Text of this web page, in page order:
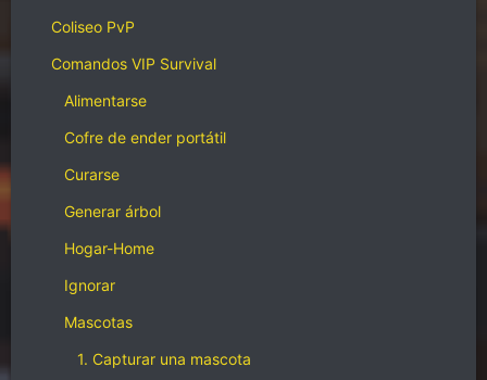
Coliseo PvP
Comandos VIP Survival
Alimentarse
Cofre de ender portátil
Curarse
Generar árbol
Hogar-Home
Ignorar
Mascotas
1. Capturar una mascota